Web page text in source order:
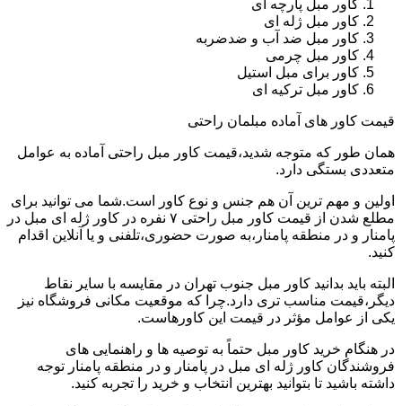
کاور مبل پارچه ای
کاور مبل ژله ای
کاور مبل ضد آب و ضدضربه
کاور مبل چرمی
کاور برای مبل استیل
کاور مبل ترکیه ای
قیمت کاور های آماده مبلمان راحتی
همان طور که متوجه شدید،قیمت کاور مبل راحتی آماده به عوامل
متعددی بستگی دارد.
اولین و مهم ترین آن هم جنس و نوع کاور است.شما می توانید برای
مطلع شدن از قیمت کاور مبل راحتی ۷ نفره در کاور ژله ای مبل در
پامنار و در منطقه پامنار،به صورت حضوری،تلفنی و یا آنلاین اقدام
کنید.
البته باید بدانید کاور مبل جنوب تهران در مقایسه با سایر نقاط
دیگر،قیمت مناسب تری دارد.چرا که موقعیت مکانی فروشگاه نیز
یکی از عوامل مؤثر در قیمت این کاورهاست.
در هنگام خرید کاور مبل حتماً به توصیه ها و راهنمایی های
فروشندگان کاور ژله ای مبل در پامنار و در منطقه پامنار توجه
داشته باشید تا بتوانید بهترین انتخاب و خرید را تجربه کنید.